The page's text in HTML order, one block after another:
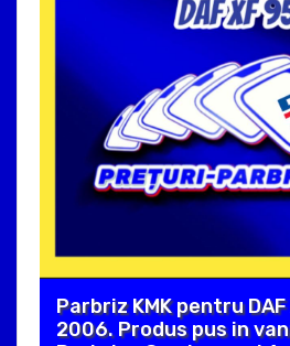
Parbriz KMK pentru
2006. Produs pus in